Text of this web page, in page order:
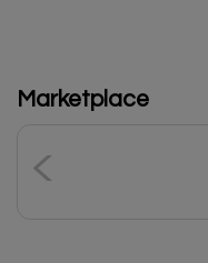
Marketplace